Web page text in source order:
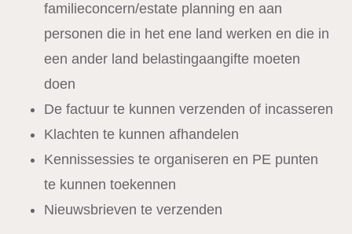
familieconcern/estate planning en aan
personen die in het ene land werken en die in
een ander land belastingaangifte moeten
doen
De factuur te kunnen verzenden of incasseren
Klachten te kunnen afhandelen
Kennissessies te organiseren en PE punten
te kunnen toekennen
Nieuwsbrieven te verzenden